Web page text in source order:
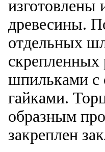
изготовлены
древесины.
отдельных
шпильками с
гайками.
образным
закреплен